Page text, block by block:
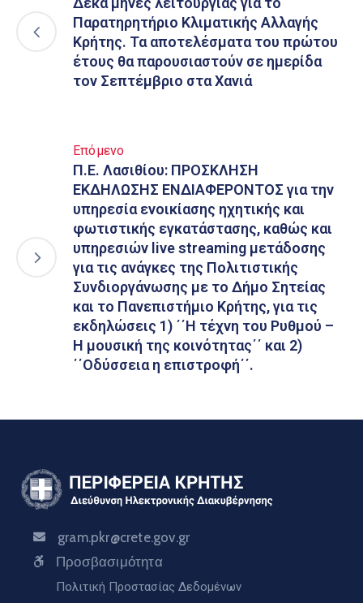
Παρατηρητήριο Κλιματικής Αλλαγής
Κρήτης. Τα αποτελέσματα του πρώτου
έτους θα παρουσιαστούν σε ημερίδα
τον Σεπτέμβριο στα Χανιά
Επόμενο
Π.Ε. Λασιθίου: ΠΡΟΣΚΛΗΣΗ
ΕΚΔΗΛΩΣΗΣ ΕΝΔΙΑΦΕΡΟΝΤΟΣ για την
υπηρεσία ενοικίασης ηχητικής και
φωτιστικής εγκατάστασης, καθώς και
υπηρεσιών live streaming μετάδοσης
για τις ανάγκες της Πολιτιστικής
Συνδιοργάνωσης με το Δήμο Σητείας
και το Πανεπιστήμιο Κρήτης, για τις
εκδηλώσεις 1) ΄΄Η τέχνη του Ρυθμού –
Η μουσική της κοινότητας΄΄ και 2)
΄΄Οδύσσεια η επιστροφή΄΄.
gram.pkr@crete.gov.gr
Προσβασιμότητα
Πολιτική Προστασίας Δεδομένων